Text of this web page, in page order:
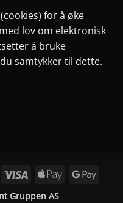
for å øke
lov om elektronisk
å bruke
samtykker til dette.
Visa
Apple
Google
Gruppen AS